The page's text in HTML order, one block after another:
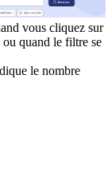
vous cliquez sur
quand le filtre se
le nombre